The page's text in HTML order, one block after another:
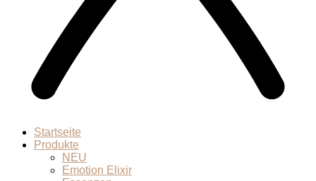
Startseite
Produkte
NEU
Emotion Elixir